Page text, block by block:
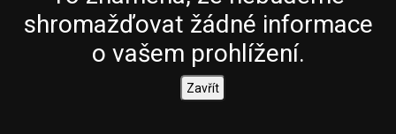
shromažďovat žádné informace
o vašem prohlížení.
Zavřít